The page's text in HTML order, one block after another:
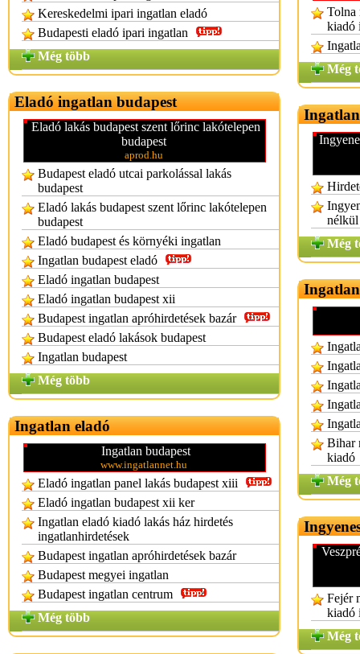
Kereskedelmi ipari ingatlan eladó
Budapesti eladó ipari ingatlan
Még több
Eladó ingatlan budapest
Eladó lakás budapest szent lőrinc lakótelepen
budapest
aprod.hu
Budapest eladó utcai parkolással lakás
budapest
Eladó lakás budapest szent lőrinc lakótelepen
budapest
Eladó budapest és környéki ingatlan
Ingatlan budapest eladó
Eladó ingatlan budapest
Eladó ingatlan budapest xii
Budapest ingatlan apróhirdetések bazár
Budapest eladó lakások budapest
Ingatlan budapest
Még több
Ingatlan eladó
Ingatlan budapest
www.ingatlannet.hu
Eladó ingatlan panel lakás budapest xiii
Eladó ingatlan budapest xii ker
Ingatlan eladó kiadó lakás ház hirdetés
ingatlanhirdetések
Budapest ingatlan apróhirdetések bazár
Budapest megyei ingatlan
Budapest ingatlan centrum
Még több
Tolna
kiadó
Még
nélkül
Még
Bihar
kiadó
Még
Fejér
kiadó
Még